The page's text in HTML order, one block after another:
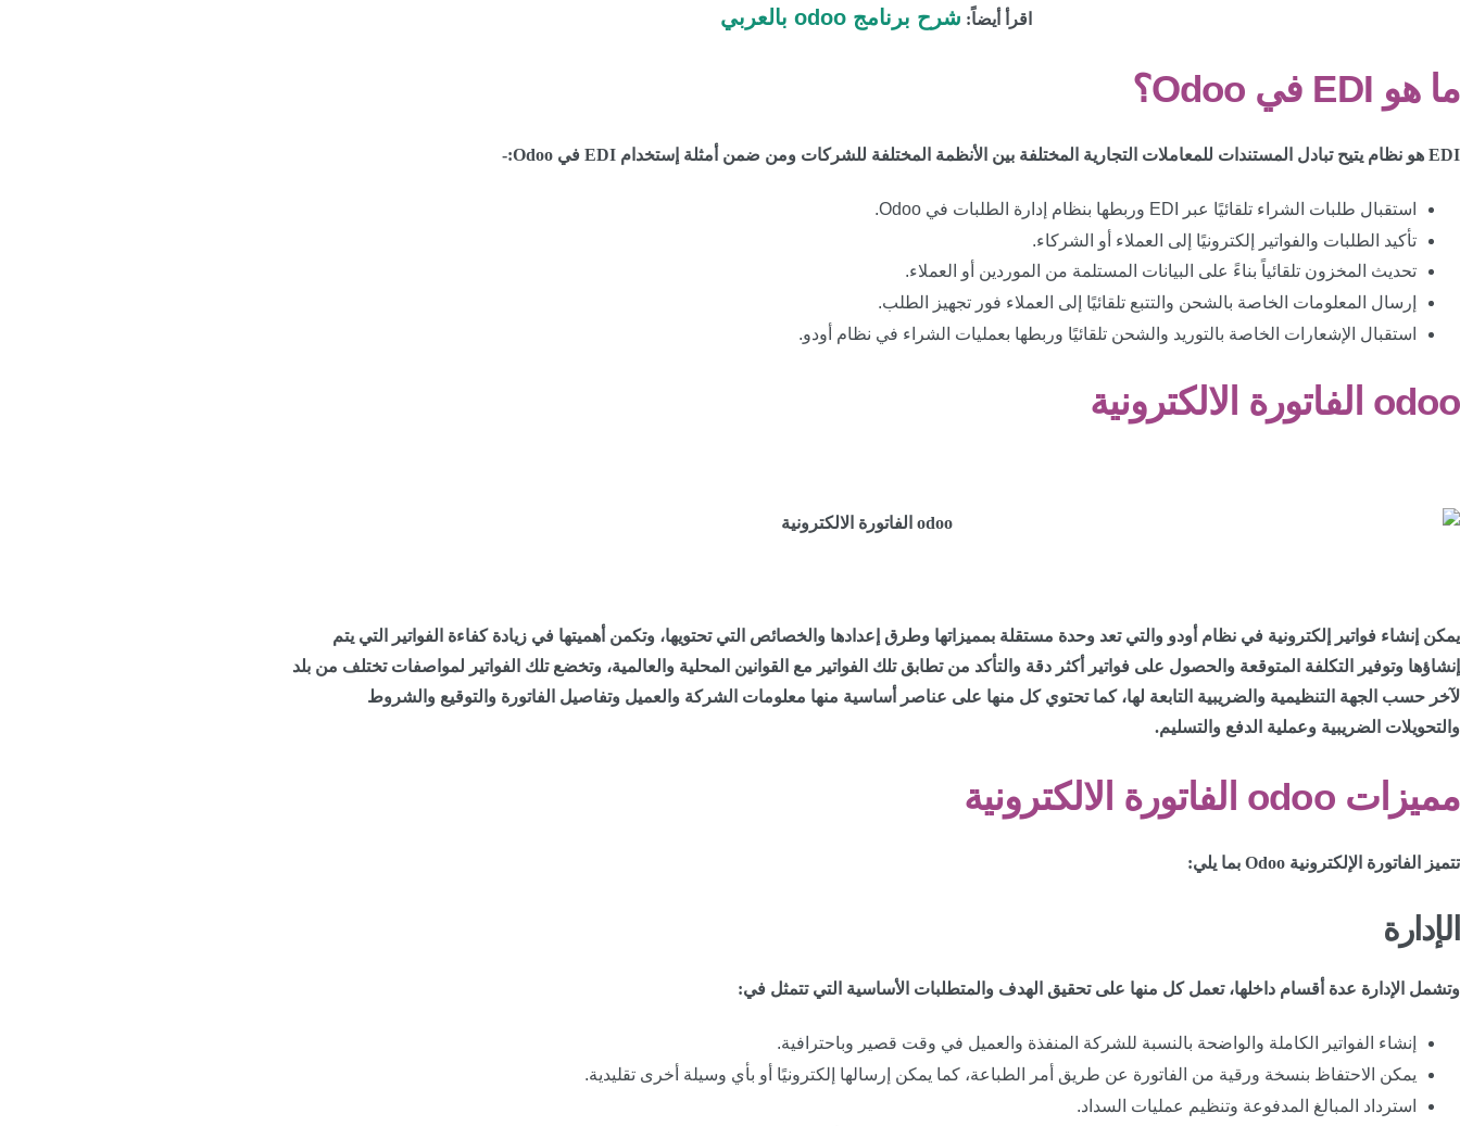
اقرأ أيضاً: شرح برنامج odoo بالعربي
ما هو EDI في Odoo؟
EDI هو نظام يتيح تبادل المستندات للمعاملات التجارية المختلفة بين الأنظمة المختلفة للشركات ومن ضمن أمثلة إستخدام EDI في Odoo:-
استقبال طلبات الشراء تلقائيًا عبر EDI وربطها بنظام إدارة الطلبات في Odoo.
تأكيد الطلبات والفواتير إلكترونيًا إلى العملاء أو الشركاء.
تحديث المخزون تلقائياً بناءً على البيانات المستلمة من الموردين أو العملاء.
إرسال المعلومات الخاصة بالشحن والتتبع تلقائيًا إلى العملاء فور تجهيز الطلب.
استقبال الإشعارات الخاصة بالتوريد والشحن تلقائيًا وربطها بعمليات الشراء في نظام أودو.
odoo الفاتورة الالكترونية
يمكن إنشاء فواتير إلكترونية في نظام أودو والتي تعد وحدة مستقلة بمميزاتها وطرق إعدادها والخصائص التي تحتويها، وتكمن أهميتها في زيادة كفاءة الفواتير التي يتم
إنشاؤها وتوفير التكلفة المتوقعة والحصول على فواتير أكثر دقة والتأكد من تطابق تلك الفواتير مع القوانين المحلية والعالمية، وتخضع تلك الفواتير لمواصفات تختلف من بلد
لآخر حسب الجهة التنظيمية والضريبية التابعة لها، كما تحتوي كل منها على عناصر أساسية منها معلومات الشركة والعميل وتفاصيل الفاتورة والتوقيع والشروط
والتحويلات الضريبية وعملية الدفع والتسليم.
مميزات odoo الفاتورة الالكترونية
تتميز الفاتورة الإلكترونية Odoo بما يلي:
الإدارة
وتشمل الإدارة عدة أقسام داخلها، تعمل كل منها على تحقيق الهدف والمتطلبات الأساسية التي تتمثل في:
إنشاء الفواتير الكاملة والواضحة بالنسبة للشركة المنفذة والعميل في وقت قصير وباحترافية.
يمكن الاحتفاظ بنسخة ورقية من الفاتورة عن طريق أمر الطباعة، كما يمكن إرسالها إلكترونيًا أو بأي وسيلة أخرى تقليدية.
استرداد المبالغ المدفوعة وتنظيم عمليات السداد.